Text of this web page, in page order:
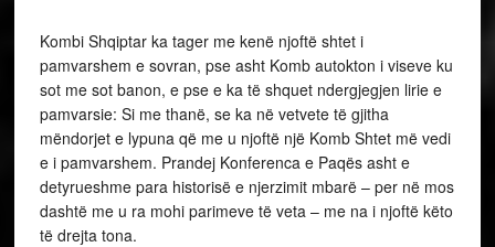
Kombi Shqiptar ka tager me kenë njoftë shtet i
pamvarshem e sovran, pse asht Komb autokton i viseve ku
sot me sot banon, e pse e ka të shquet ndergjegjen lirie e
pamvarsie: Si me thanë, se ka në vetvete të gjitha
mëndorjet e lypuna që me u njoftë një Komb Shtet më vedi
e i pamvarshem. Prandej Konferenca e Paqës asht e
detyrueshme para historisë e njerzimit mbarë – per në mos
dashtë me u ra mohi parimeve të veta – me na i njoftë këto
të drejta tona.